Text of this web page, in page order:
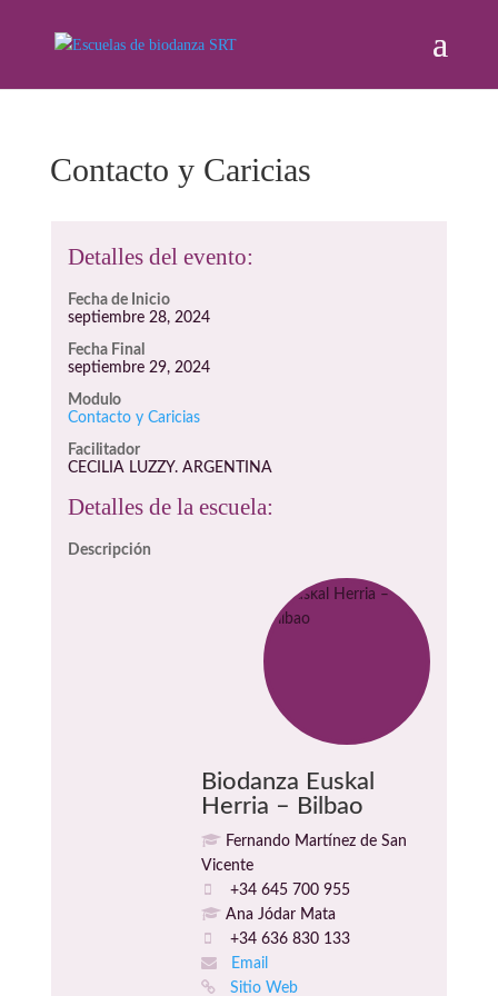
Contacto y Caricias
Detalles del evento:
Fecha de Inicio
septiembre 28, 2024
Fecha Final
septiembre 29, 2024
Modulo
Contacto y Caricias
Facilitador
CECILIA LUZZY. ARGENTINA
Detalles de la escuela:
Descripción
Biodanza Euskal
Herria – Bilbao
Fernando Martínez de San
Vicente
+34 645 700 955
Ana Jódar Mata
+34 636 830 133
Email
Sitio Web